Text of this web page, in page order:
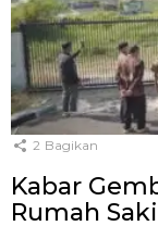
2 Bagikan
Kabar
Rumah